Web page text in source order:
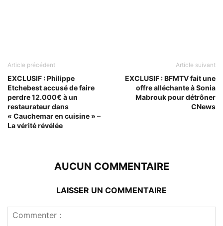
Article précédent
EXCLUSIF : Philippe
Etchebest accusé de faire
perdre 12.000€ à un
restaurateur dans
« Cauchemar en cuisine » –
La vérité révélée
Article suivant
EXCLUSIF : BFMTV fait une
offre alléchante à Sonia
Mabrouk pour détrôner
CNews
AUCUN COMMENTAIRE
LAISSER UN COMMENTAIRE